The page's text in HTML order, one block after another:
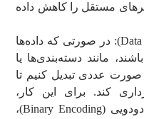
مستقل را کاهش داده
رمزگذاری داده‌ها (Data Encoding): در صورتی که داده‌ها
مانند دسته‌بندی‌ها یا
صورت عددی تبدیل کنیم تا
کند. برای این کار،
روش‌هایی مانند رمزگذاری دودویی (Binary Encoding)،